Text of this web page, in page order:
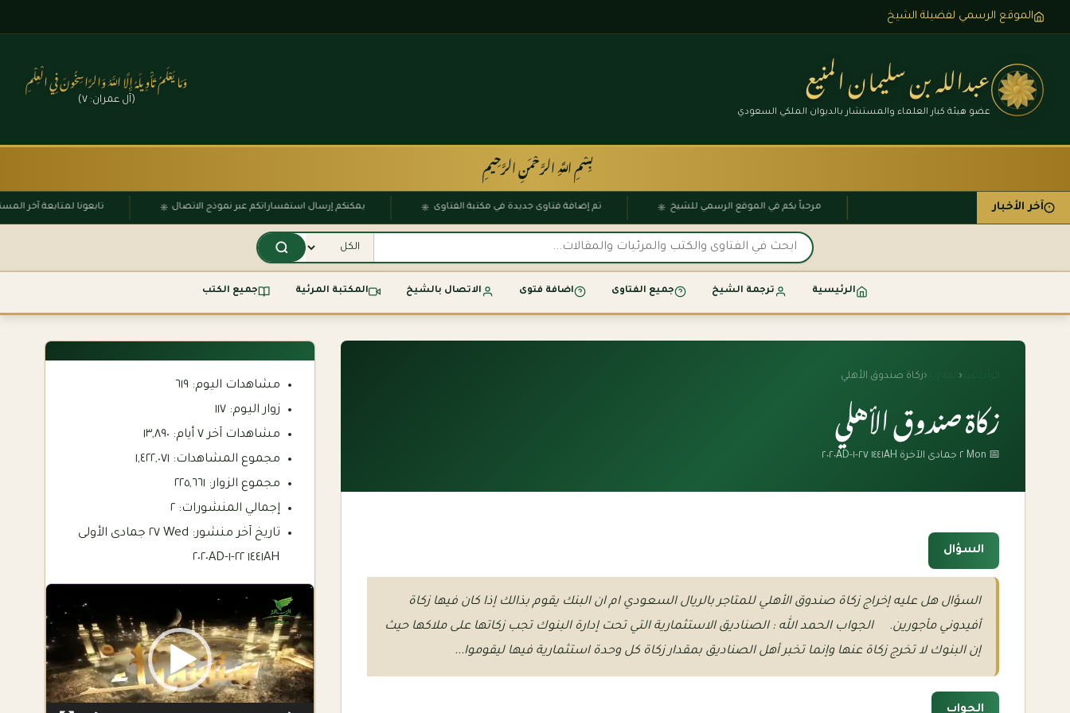
الموقع الرسمي لفضيلة الشيخ
عبدالله بن سليمان المنيع
عضو هيئة كبار العلماء والمستشار بالديوان الملكي السعودي
وَمَا يَعْلَمُ تَأْوِيلَهُ إِلَّا اللَّهُ وَالرَّاسِخُونَ فِي الْعِلْمِ
(آل عمران: ٧)
بِسْمِ اللَّهِ الرَّحْمَنِ الرَّحِيمِ
آخر الأخبار مرحباً بكم في الموقع الرسمي للشيخ تم إضافة فتاوى جديدة في مكتبة الفتاوى يمكنكم إرسال استفساراتكم عبر نموذج الاتصال تابعونا لمتابعة آخر
الرئيسية ترجمة الشيخ جميع الفتاوى اضافة فتوى الاتصال بالشيخ المكتبة المرئية جميع الكتب
‹
‹زكاة صندوق الأهلي
زكاة صندوق الأهلي
📅 Mon ٢ جمادى الآخرة ١٤٤١AH ٢٧-١-٢٠٢٠AD
السؤال
السؤال هل عليه إخراج زكاة صندوق الأهلي للمتاجر بالريال السعودي ام ان البنك يقوم بذالك إذا كان فيها زكاة
أفيدوني مأجورين. الجواب الحمد الله : الصناديق الاستثمارية التي تحت إدارة البنوك تجب زكاتها على ملاكها حيث
إن البنوك لا تخرج زكاة عنها وإنما تخبر أهل الصناديق بمقدار زكاة كل وحدة استثمارية فيها ليقوموا...
الجواب
مشاهدات اليوم: ٦١٩
زوار اليوم:١١٧
مشاهدات آخر ٧ أيام:
١٣,٨٩٠
مجموع المشاهدات: ١,٤٢٢,٠٧١
مجموع الزوار: ٢٢٥,٦٦١
إجمالي المنشورات: ٢
تاريخ آخر منشور:
Wed ٢٧ جمادى الأولى
١٤٤١AH ٢٢-١-٢٠٢٠AD
Video
Player